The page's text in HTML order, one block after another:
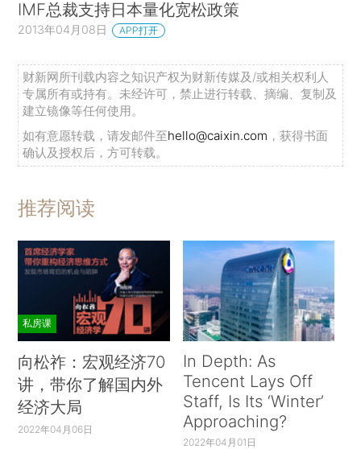
IMF总裁支持日本量化宽松政策
2013年04月08日 APP打开
财新网所刊载内容之知识产权为财新传媒及/或相关权利人
专属所有或持有。未经许可，禁止进行转载、摘编、复制及
建立镜像等任何使用。
如有意愿转载，请发邮件至hello@caixin.com ，获得书面
确认及授权后，方可转载。
推荐阅读
私房课
向松祚：宏观经济70
讲，带你了解国内外
经济大局
2022年04月06日
In Depth: As
Tencent Lays Off
Staff, Is Its ‘Winter’
Approaching?
2022年04月01日